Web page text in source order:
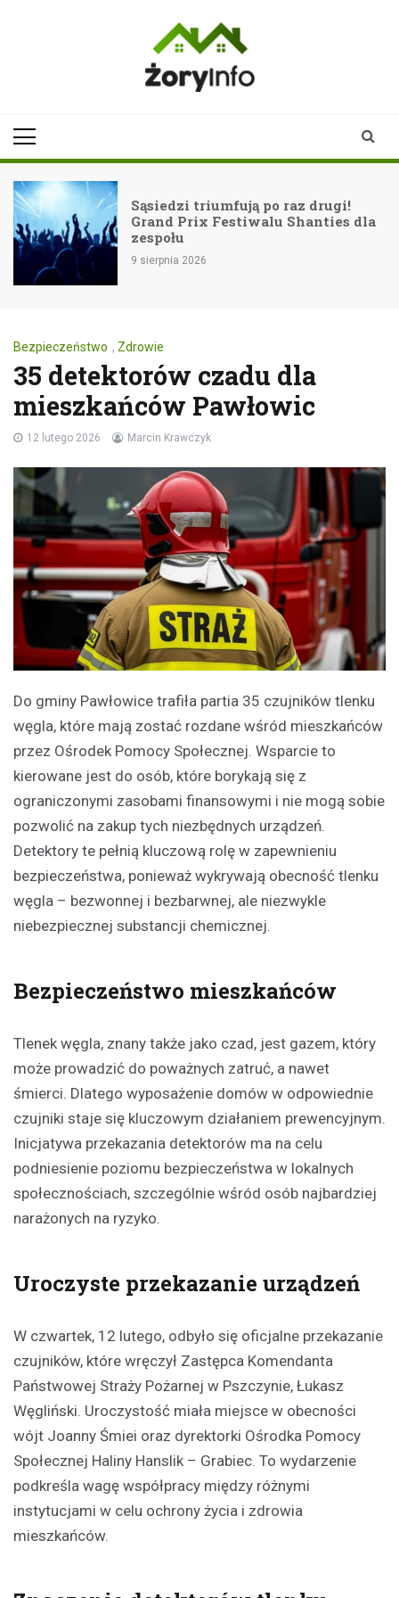
Sąsiedzi triumfują po raz drugi!
Grand Prix Festiwalu Shanties dla
zespołu
9 sierpnia 2026
Bezpieczeństwo , Zdrowie
35 detektorów czadu dla
mieszkańców Pawłowic
12 lutego 2026 Marcin Krawczyk
Do gminy Pawłowice trafiła partia 35 czujników tlenku
węgla, które mają zostać rozdane wśród mieszkańców
przez Ośrodek Pomocy Społecznej. Wsparcie to
kierowane jest do osób, które borykają się z
ograniczonymi zasobami finansowymi i nie mogą sobie
pozwolić na zakup tych niezbędnych urządzeń.
Detektory te pełnią kluczową rolę w zapewnieniu
bezpieczeństwa, ponieważ wykrywają obecność tlenku
węgla – bezwonnej i bezbarwnej, ale niezwykle
niebezpiecznej substancji chemicznej.
Bezpieczeństwo mieszkańców
Tlenek węgla, znany także jako czad, jest gazem, który
może prowadzić do poważnych zatruć, a nawet
śmierci. Dlatego wyposażenie domów w odpowiednie
czujniki staje się kluczowym działaniem prewencyjnym.
Inicjatywa przekazania detektorów ma na celu
podniesienie poziomu bezpieczeństwa w lokalnych
społecznościach, szczególnie wśród osób najbardziej
narażonych na ryzyko.
Uroczyste przekazanie urządzeń
W czwartek, 12 lutego, odbyło się oficjalne przekazanie
czujników, które wręczył Zastępca Komendanta
Państwowej Straży Pożarnej w Pszczynie, Łukasz
Węgliński. Uroczystość miała miejsce w obecności
wójt Joanny Śmiei oraz dyrektorki Ośrodka Pomocy
Społecznej Haliny Hanslik – Grabiec. To wydarzenie
podkreśla wagę współpracy między różnymi
instytucjami w celu ochrony życia i zdrowia
mieszkańców.